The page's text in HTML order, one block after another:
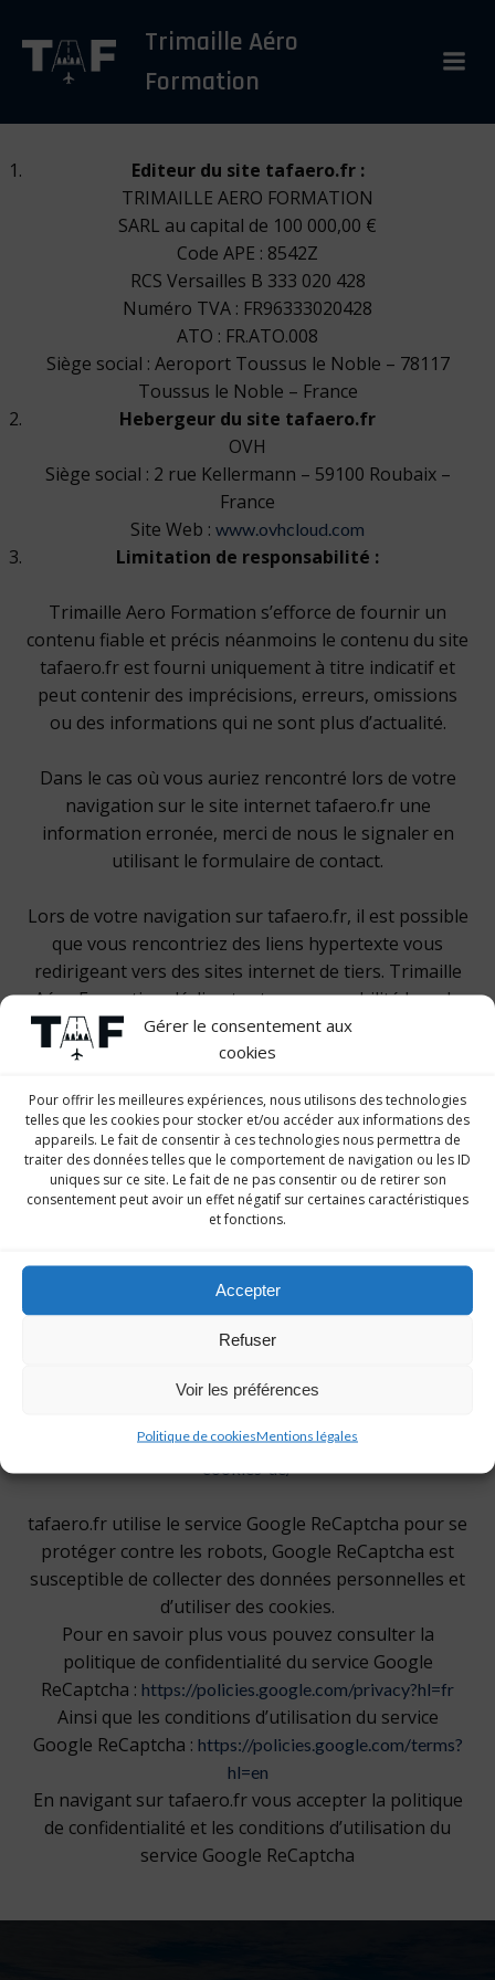
Gérer le consentement aux
cookies
Pour offrir les meilleures expériences, nous utilisons des technologies
telles que les cookies pour stocker et/ou accéder aux informations des
appareils. Le fait de consentir à ces technologies nous permettra de
traiter des données telles que le comportement de navigation ou les ID
uniques sur ce site. Le fait de ne pas consentir ou de retirer son
consentement peut avoir un effet négatif sur certaines caractéristiques
et fonctions.
Accepter
Refuser
Voir les préférences
Politique de cookiesMentions légales
au
Trimaille Aéro
Formation
Editeur du site tafaero.fr :
TRIMAILLE AERO FORMATION
SARL au capital de 100 000,00 €
Code APE : 8542Z
RCS Versailles B 333 020 428
Numéro TVA : FR96333020428
ATO : FR.ATO.008
Siège social : Aeroport Toussus le Noble – 78117
Toussus le Noble – France
Hebergeur du site tafaero.fr
OVH
Siège social : 2 rue Kellermann – 59100 Roubaix –
France
Site Web : www.ovhcloud.com
Limitation de responsabilité :
Trimaille Aero Formation s’efforce de fournir un
contenu fiable et précis néanmoins le contenu du site
tafaero.fr est fourni uniquement à titre indicatif et
peut contenir des imprécisions, erreurs, omissions
ou des informations qui ne sont plus d’actualité.
Dans le cas où vous auriez rencontré lors de votre
navigation sur le site internet tafaero.fr une
information erronée, merci de nous le signaler en
utilisant le formulaire de contact.
Lors de votre navigation sur tafaero.fr, il est possible
que vous rencontriez des liens hypertexte vous
redirigeant vers des sites internet de tiers. Trimaille
Aéro Formation décline toute responsabilité lors de
la navigation sur ces liens.
responsable pour tout dommage causé a votre
périphérique lors de la navigation sur le site internet
tafaero.fr
Trimaille Aéro Formation ne peut être tenu
Cookies et données personnelles
tafaero.fr utilise des cookies pour améliorer votre
notre site. Pour toutes informations concernant
cookies disponible surhttps://tafaero.fr/politique-de-
cookies-ue/
tafaero.fr utilise le service Google ReCaptcha pour se
protéger contre les robots, Google ReCaptcha est
susceptible de collecter des données personnelles et
d’utiliser des cookies.
Pour en savoir plus vous pouvez consulter la
politique de confidentialité du service Google
ReCaptcha : https://policies.google.com/privacy?hl=fr
Ainsi que les conditions d’utilisation du service
Google ReCaptcha : https://policies.google.com/terms?
hl=en
En navigant sur tafaero.fr vous accepter la politique
de confidentialité et les conditions d’utilisation du
service Google ReCaptcha